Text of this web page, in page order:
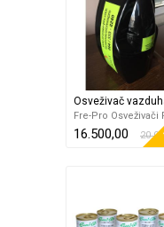
Osveživač
Fre-Pro Osveživači
16.500,00